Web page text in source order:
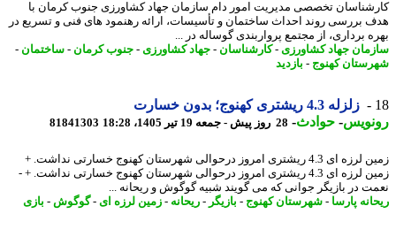
تخصصی مدیریت امور دام سازمان جهاد کشاورزی جنوب کرمان با
بررسی روند احداث ساختمان و تأسیسات، ارائه رهنمود های فنی و تسریع در
برداری، از مجتمع پرواربندی گوساله در ...
جهاد کشاورزی- کارشناسان-جهاد کشاورزی- جنوب کرمان -ساختمان-
کهنوج-بازدید
زلزله 4.3 ریشتری کهنوج؛ بدون خسارت
-حوادث -28 روز پیش - جمعه 19 تیر 1405، 18:28 81841303
زمین لرزه ای 4.3 ریشتری امروز درحوالی شهرستان کهنوج خسارتی نداشت. +
زمین لرزه ای 4.3 ریشتری امروز درحوالی شهرستان کهنوج خسارتی نداشت. + -
در بازیگر جوانی که می گویند شبیه گوگوش و ریحانه ...
پارسا-شهرستان کهنوج-بازیگر-ریحانه-زمین لرزه ای - گوگوش-بازی